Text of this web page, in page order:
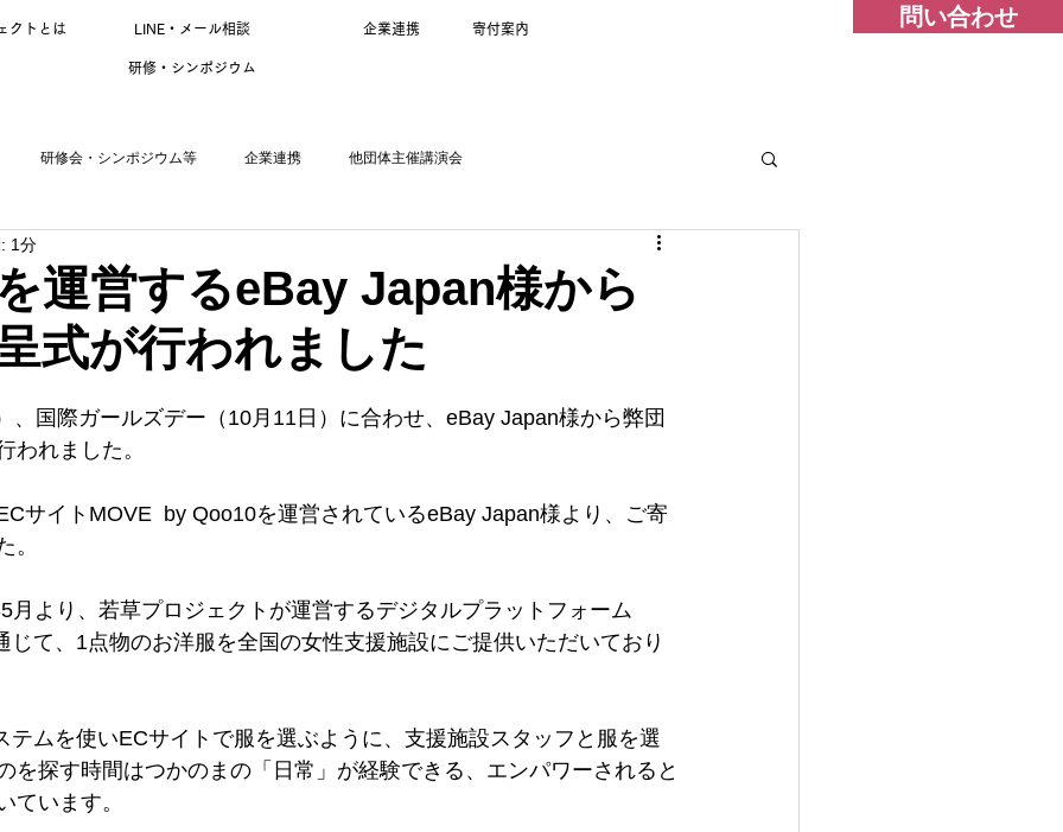
問い合わせ
クトとは LINE・メール相談
研修・シンポジウム
企業連携 寄付案内
研修会・シンポジウム等 企業連携 他団体主催講演会
運営するeBay Japan様から
式が行われました
1分
、国際ガールズデー（10月11日）に合わせ、eBay Japan様から弊団
われました。
サイトMOVE  by Qoo10を運営されているeBay Japan様より、ご寄
。
月より、若草プロジェクトが運営するデジタルプラットフォーム
じて、1点物のお洋服を全国の女性支援施設にご提供いただいており
テムを使いECサイトで服を選ぶように、支援施設スタッフと服を選
を探す時間はつかのまの「日常」が経験できる、エンパワーされると
ています。